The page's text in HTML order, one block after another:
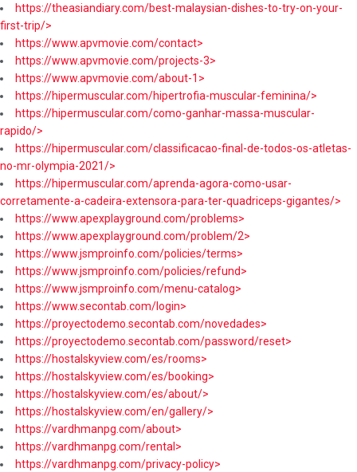
https://theasiandiary.com/best-malaysian-dishes-to-try-on-your-
first-trip/>
https://www.apvmovie.com/contact>
https://www.apvmovie.com/projects-3>
https://www.apvmovie.com/about-1>
https://hipermuscular.com/hipertrofia-muscular-feminina/>
https://hipermuscular.com/como-ganhar-massa-muscular-
rapido/>
https://hipermuscular.com/classificacao-final-de-todos-os-atletas-
no-mr-olympia-2021/>
https://hipermuscular.com/aprenda-agora-como-usar-
corretamente-a-cadeira-extensora-para-ter-quadriceps-gigantes/>
https://www.apexplayground.com/problems>
https://www.apexplayground.com/problem/2>
https://www.jsmproinfo.com/policies/terms>
https://www.jsmproinfo.com/policies/refund>
https://www.jsmproinfo.com/menu-catalog>
https://www.secontab.com/login>
https://proyectodemo.secontab.com/novedades>
https://proyectodemo.secontab.com/password/reset>
https://hostalskyview.com/es/rooms>
https://hostalskyview.com/es/booking>
https://hostalskyview.com/es/about/>
https://hostalskyview.com/en/gallery/>
https://vardhmanpg.com/about>
https://vardhmanpg.com/rental>
https://vardhmanpg.com/privacy-policy>